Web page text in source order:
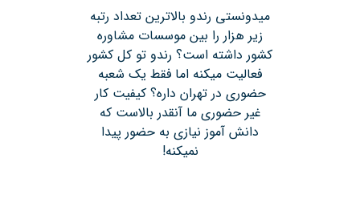
میدونستی رندو بالاترین تعداد رتبه
زیر هزار را بین موسسات مشاوره
کشور داشته است؟ رندو تو کل کشور
فعالیت میکنه اما فقط یک شعبه
حضوری در تهران داره؟ کیفیت کار
غیر حضوری ما آنقدر بالاست که
دانش آموز نیازی به حضور پیدا
نمیکنه!